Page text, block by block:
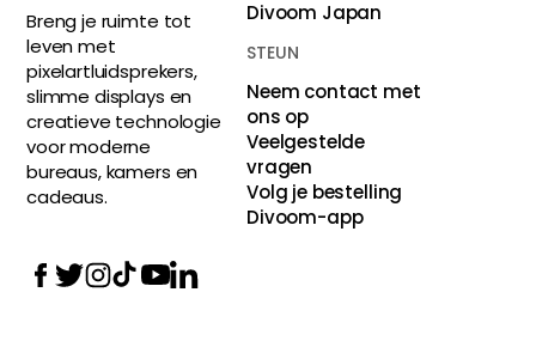
Breng je ruimte tot
leven met
pixelartluidsprekers,
slimme displays en
creatieve technologie
voor moderne
bureaus, kamers en
cadeaus.
Divoom Japan
STEUN
Neem contact met
ons op
Veelgestelde
vragen
Volg je bestelling
Divoom-app